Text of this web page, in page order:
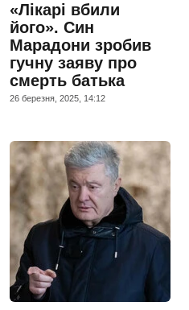
«Лікарі вбили
його». Син
Марадони зробив
гучну заяву про
смерть батька
26 березня, 2025, 14:12